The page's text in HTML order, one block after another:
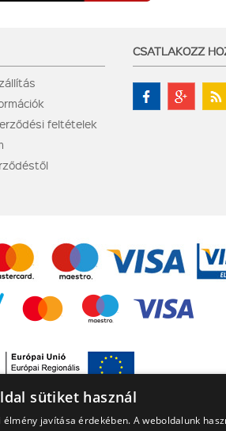
feltételek
CSATLAKOZZ
sütiket használ
javítása érdekében. A weboldalunk